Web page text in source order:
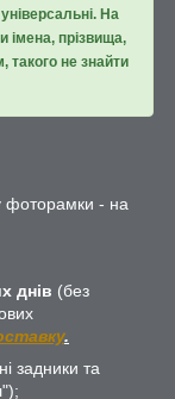
На
імена, прізвища,
такого не знайти
фоторамки - на
днів (без
.
задники та